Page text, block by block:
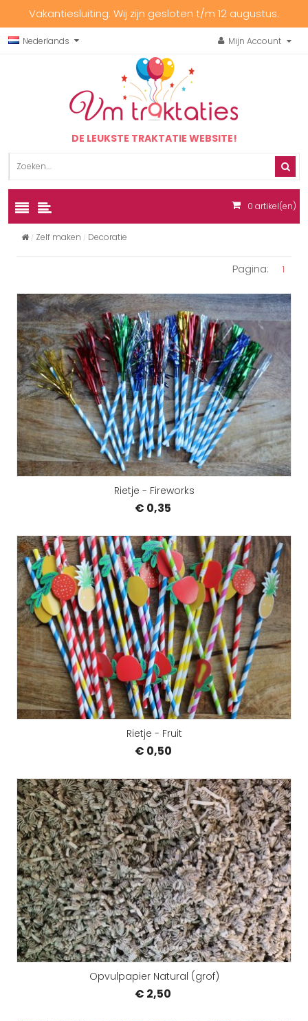
Vakantiesluiting: Wij zijn gesloten t/m 12 augustus.
Nederlands Mijn Account
DE LEUKSTE TRAKTATIE WEBSITE!
0 artikel(en)
Zelf maken Decoratie
Pagina: 1
Rietje - Fireworks
€ 0,35
Rietje - Fruit
€ 0,50
Opvulpapier Natural (grof)
€ 2,50